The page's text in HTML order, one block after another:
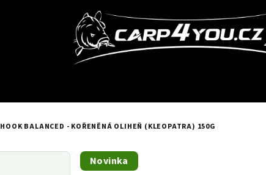
HOOK BALANCED - KOŘENĚNÁ OLIHEŇ (KLEOPATRA) 150G
Novinka